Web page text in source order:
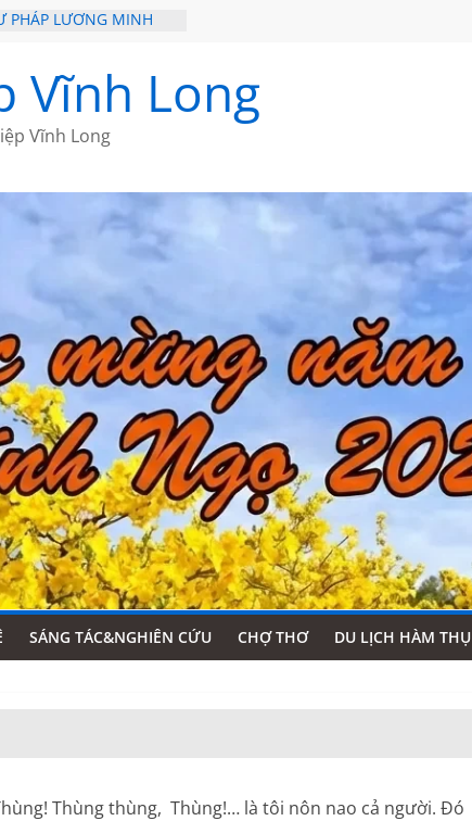
PHÁP LƯƠNG MINH
NHỮNG TRANG
CHÂU LỆ DUNG
NÚI
Vĩnh Long
Vĩnh Long
SÁNG TÁC&NGHIÊN CỨU CHỢ THƠ DU LỊCH HÀM THỤ
Thùng thùng, Thùng!… là tôi nôn nao cả người. Đó